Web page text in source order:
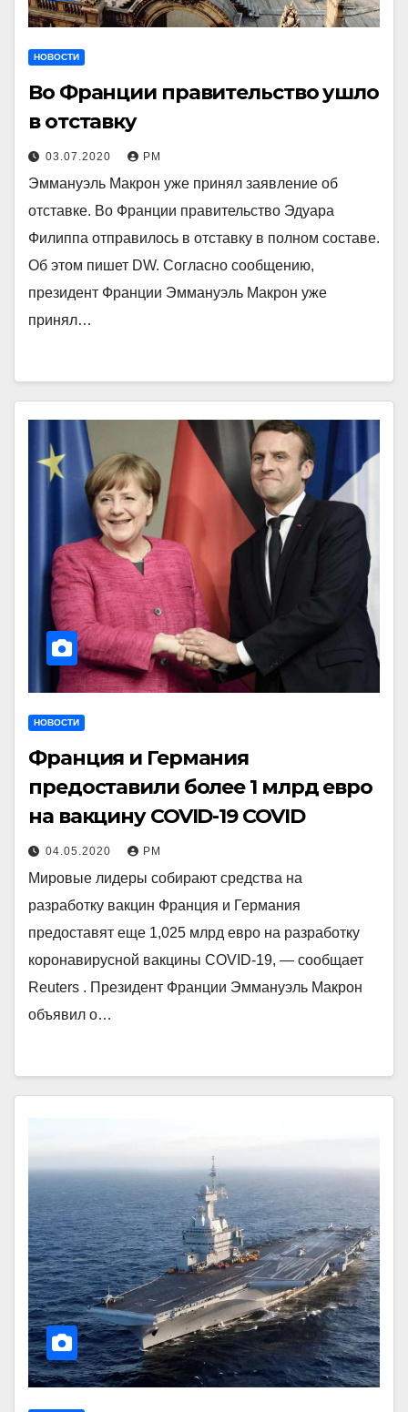
НОВОСТИ
Во Франции правительство ушло
в отставку
03.07.2020 РМ
Эммануэль Макрон уже принял заявление об
отставке. Во Франции правительство Эдуара
Филиппа отправилось в отставку в полном составе.
Об этом пишет DW. Согласно сообщению,
президент Франции Эммануэль Макрон уже
принял…
НОВОСТИ
Франция и Германия
предоставили более 1 млрд евро
на вакцину COVID-19 COVID
04.05.2020 РМ
Мировые лидеры собирают средства на
разработку вакцин Франция и Германия
предоставят еще 1,025 млрд евро на разработку
коронавирусной вакцины COVID-19, — сообщает
Reuters . Президент Франции Эммануэль Макрон
объявил о…